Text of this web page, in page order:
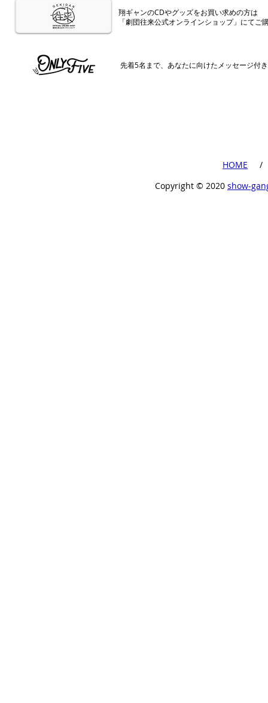
​翔ギャンのCDやグッズをお買い求めの方は
「劇団往来公式オンラインショップ」にてご
先着5名まで、あなたに向けたメッセージ付
​HOME
​ /
Copyright ©︎ 2020 show-